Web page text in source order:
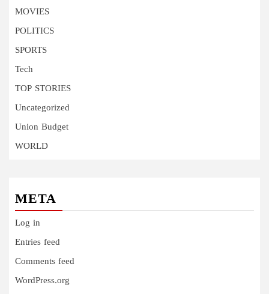
MOVIES
POLITICS
SPORTS
Tech
TOP STORIES
Uncategorized
Union Budget
WORLD
META
Log in
Entries feed
Comments feed
WordPress.org